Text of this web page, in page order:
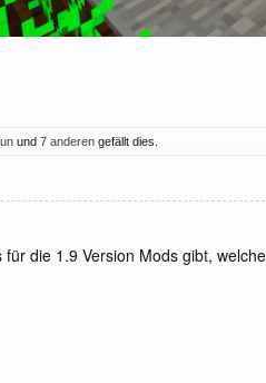
und 7 anderen gefällt dies.
die 1.9 Version Mods gibt,